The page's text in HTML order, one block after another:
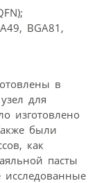
BGA81,
в
для
изготовлено
были
как
пасты